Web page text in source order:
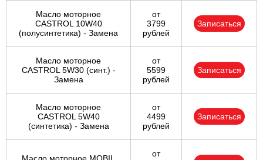
Масло моторное
CASTROL 10W40
(полусинтетика) - Замена
от
3799
рублей
Записаться
Масло моторное
CASTROL 5W30 (синт.) -
Замена
от
5599
рублей
Записаться
Масло моторное
CASTROL 5W40
(синтетика) - Замена
от
4499
рублей
Записаться
от